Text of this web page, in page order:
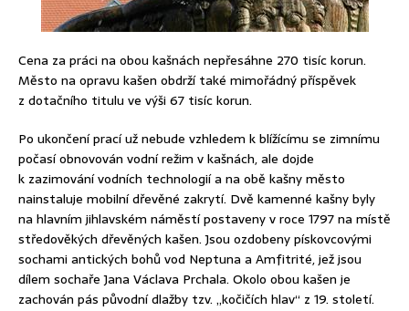
Cena za práci na obou kašnách nepřesáhne 270 tisíc korun.
Město na opravu kašen obdrží také mimořádný příspěvek
z dotačního titulu ve výši 67 tisíc korun.
Po ukončení prací už nebude vzhledem k blížícímu se zimnímu
počasí obnovován vodní režim v kašnách, ale dojde
k zazimování vodních technologií a na obě kašny město
nainstaluje mobilní dřevěné zakrytí. Dvě kamenné kašny byly
na hlavním jihlavském náměstí postaveny v roce 1797 na místě
středověkých dřevěných kašen. Jsou ozdobeny pískovcovými
sochami antických bohů vod Neptuna a Amfitrité, jež jsou
dílem sochaře Jana Václava Prchala. Okolo obou kašen je
zachován pás původní dlažby tzv. „kočičích hlav“ z 19. století.